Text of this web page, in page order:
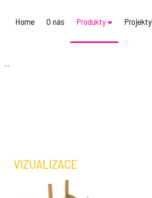
Home O nás Produkty Projekty
...
VIZUALIZACE